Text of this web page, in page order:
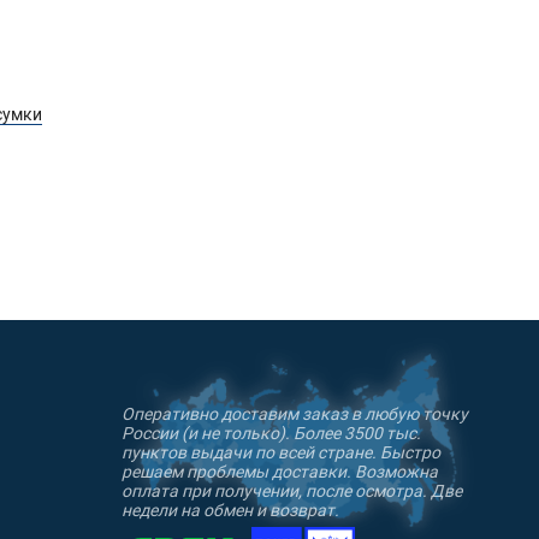
сравним с металлом, но
Оперативно доставим заказ в любую точку
России (и не только). Более 3500 тыс.
пунктов выдачи по всей стране. Быстро
решаем проблемы доставки. Возможна
оплата при получении, после осмотра. Две
недели на обмен и возврат.